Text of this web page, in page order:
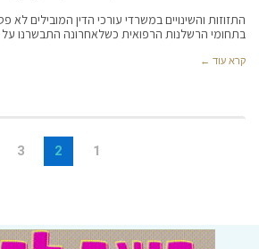
התזוזות והשינויים במשרדי עורכי הדין המובילים
בתחומי הרשלנות הרפואית כשלאחרונה התבשרנו
קרא עוד ←
1
2
3